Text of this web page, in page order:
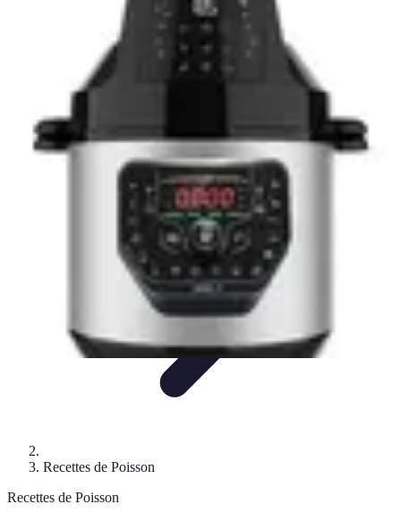
Recettes de Poissons
Recettes de PapilloteRecettes Faciles Recettes
Recettes de
Recettes de Poisson
Recettes de Poissons
Recettes de Poisson
Recettes de Poisson